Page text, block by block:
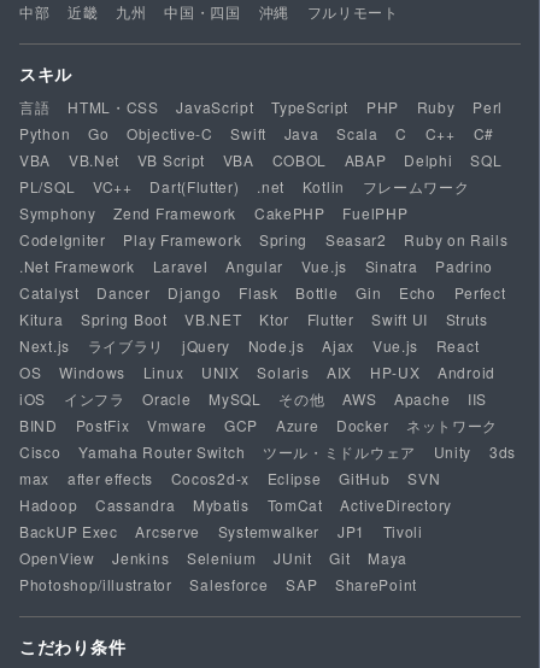
中部
近畿 九州 中国・四国 沖縄 フルリモート
スキル
言語 HTML・CSS JavaScript TypeScript PHP Ruby
Perl
Python
Go Objective-C Swift Java Scala C C++
C#
VBA
VB.Net VB Script VBA COBOL ABAP Delphi
SQL
PL/SQL
VC++ Dart(Flutter) .net Kotlin
フレームワーク
Symphony
Zend Framework CakePHP
FuelPHP
CodeIgniter
Play Framework Spring Seasar2
Ruby on Rails
.Net Framework
Laravel Angular Vue.js Sinatra
Padrino
Catalyst
Dancer Django Flask Bottle Gin Echo
Perfect
Kitura
Spring Boot VB.NET Ktor Flutter Swift UI
Struts
Next.js
ライブラリ jQuery Node.js Ajax Vue.js
React
OS
Windows Linux UNIX Solaris AIX HP-UX
Android
iOS
インフラ Oracle MySQL その他 AWS Apache
IIS
BIND
PostFix Vmware GCP Azure Docker
ネットワーク
Cisco
Yamaha Router Switch ツール・ミドルウェア Unity
3ds
max
after effects Cocos2d-x Eclipse GitHub
SVN
Hadoop
Cassandra Mybatis TomCat
ActiveDirectory
BackUP Exec
Arcserve Systemwalker JP1
Tivoli
OpenView
Jenkins Selenium JUnit Git
Maya
Photoshop/illustrator
Salesforce SAP SharePoint
こだわり条件